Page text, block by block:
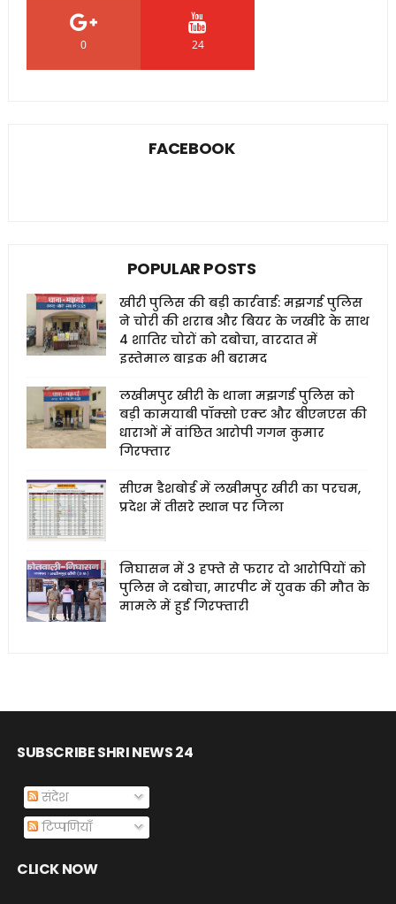
0 24
FACEBOOK
POPULAR POSTS
खीरी पुलिस की बड़ी कार्रवाई: मझगई पुलिस
ने चोरी की शराब और बियर के जखीरे के साथ
4 शातिर चोरों को दबोचा, वारदात में
इस्तेमाल बाइक भी बरामद
लखीमपुर खीरी के थाना मझगई पुलिस को
बड़ी कामयाबी पॉक्सो एक्ट और बीएनएस की
धाराओं में वांछित आरोपी गगन कुमार
गिरफ्तार
सीएम डैशबोर्ड में लखीमपुर खीरी का परचम,
प्रदेश में तीसरे स्थान पर जिला
निघासन में 3 हफ्ते से फरार दो आरोपियों को
पुलिस ने दबोचा, मारपीट में युवक की मौत के
मामले में हुई गिरफ्तारी
SUBSCRIBE SHRI NEWS 24
संदेश
टिप्पणियाँ
CLICK NOW